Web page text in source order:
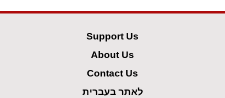
Support Us
About Us
Contact Us
לאתר בעברית